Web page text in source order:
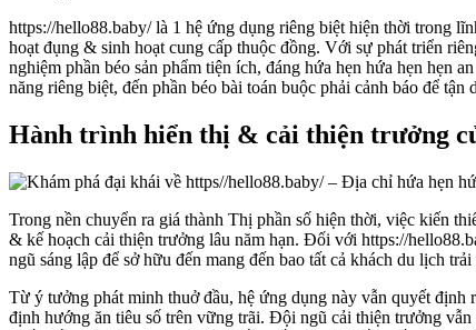
https://hello88.baby/ là 1 hệ ứng dụng riêng biệt hiện thời trong
hoạt đụng & sinh hoạt cung cấp thuộc đồng. Với sự phát triển
nghiệm phần béo sản phẩm tiện ích, đáng hứa hẹn hứa hẹn hẹn
năng riêng biệt, đến phần béo bài toán buộc phải cảnh báo để tận
Hành trình hiển thị & cải thiện trưởng
Trong nền chuyển ra giá thành Thị phần số hiện thời, việc kiến
& kế hoạch cải thiện trưởng lâu năm hạn. Đối với https://
ngũ sáng lập để sở hữu đến mang đến bao tất cả khách du lịch
Từ ý tưởng phát minh thuở đầu, hệ ứng dụng này vẫn quyết
định hướng ăn tiêu số trên vững trãi. Đội ngũ cải thiện trưởng